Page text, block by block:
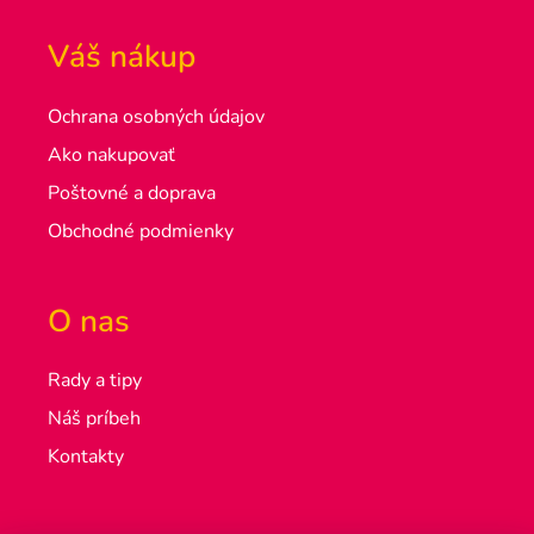
Váš nákup
Ochrana osobných údajov
Ako nakupovať
Poštovné a doprava
Obchodné podmienky
O nas
Rady a tipy
Náš príbeh
Kontakty